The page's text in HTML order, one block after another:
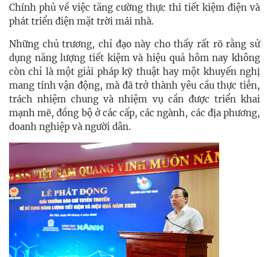
Chính phủ về việc tăng cường thực thi tiết kiệm điện và
phát triển điện mặt trời mái nhà.
Những chủ trương, chỉ đạo này cho thấy rất rõ rằng sử
dụng năng lượng tiết kiệm và hiệu quả hôm nay không
còn chỉ là một giải pháp kỹ thuật hay một khuyến nghị
mang tính vận động, mà đã trở thành yêu cầu thực tiễn,
trách nhiệm chung và nhiệm vụ cần được triển khai
mạnh mẽ, đồng bộ ở các cấp, các ngành, các địa phương,
doanh nghiệp và người dân.